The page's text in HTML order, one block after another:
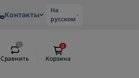
Контакты
На
русском
0
Сравнить
0
Корзина